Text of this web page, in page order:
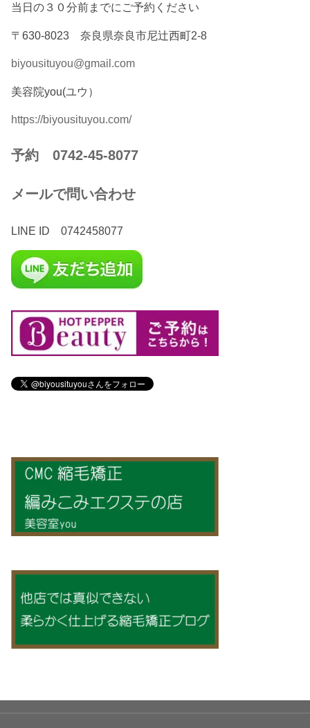
当日の３０分前までにご予約ください
〒630-8023 奈良県奈良市尼辻西町2-8
biyousituyou@gmail.com
美容院you(ユウ）
https://biyousituyou.com/
予約 0742-45-8077
メールで問い合わせ
LINE ID 0742458077